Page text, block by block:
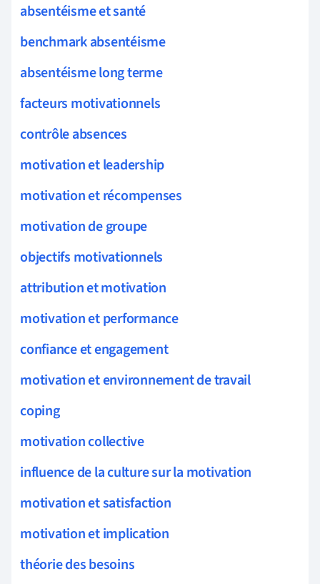
absentéisme et santé
benchmark absentéisme
absentéisme long terme
facteurs motivationnels
contrôle absences
motivation et leadership
motivation et récompenses
motivation de groupe
objectifs motivationnels
attribution et motivation
motivation et performance
confiance et engagement
motivation et environnement de travail
coping
motivation collective
influence de la culture sur la motivation
motivation et satisfaction
motivation et implication
théorie des besoins